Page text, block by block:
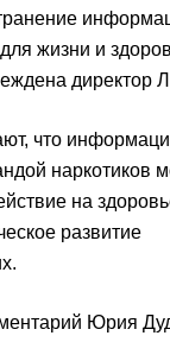
жизни и
директор
что
наркотиков
на
развитие
Юрия